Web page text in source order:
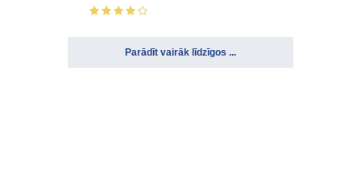
Parādīt vairāk līdzīgos ...